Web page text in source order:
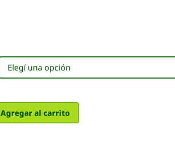
Agregar al carrito